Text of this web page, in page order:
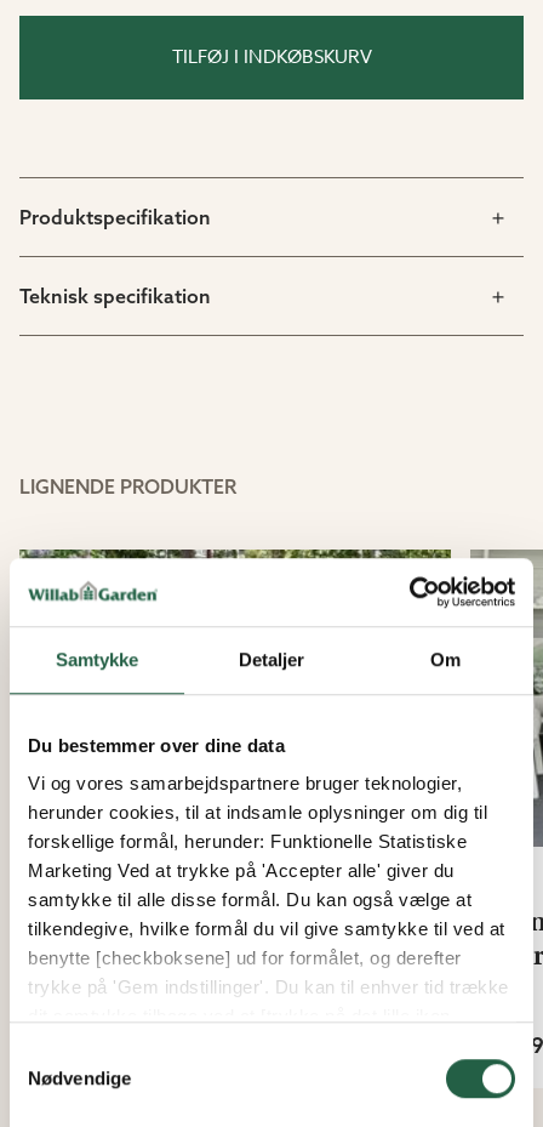
Samtykke Detaljer Om
Du bestemmer over dine data
Vi og vores samarbejdspartnere bruger teknologier,
herunder cookies, til at indsamle oplysninger om dig til
forskellige formål, herunder: Funktionelle Statistiske
Marketing Ved at trykke på 'Accepter alle' giver du
samtykke til alle disse formål. Du kan også vælge at
tilkendegive, hvilke formål du vil give samtykke til ved at
benytte [checkboksene] ud for formålet, og derefter
trykke på 'Gem indstillinger'. Du kan til enhver tid trække
mere om vores brug af cookies og andre teknologier,
Nødvendige
TILFØJ I INDKØBSKURV
Produktspecifikation
Teknisk specifikation
LIGNENDE PRODUKTER
Pollen rundt bord
Fra
Fra